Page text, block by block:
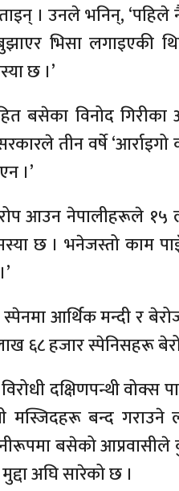
। उनले भनिन्, ‘पहिले
भिसा लगाइएकी
छ ।’
बसेका विनोद
तीन वर्षे ‘आर्राइगो
।’
आउन नेपालीहरूले
छ । भनेजस्तो काम
आर्थिक मन्दी र
६८ हजार स्पेनिसहरू
दक्षिणपन्थी वोक्स
मस्जिदहरू बन्द
बसेको
अघि सारेको छ ।